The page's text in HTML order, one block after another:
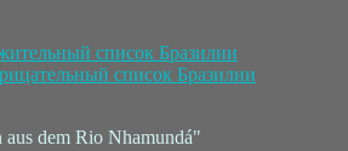
список Бразилии
список Бразилии
dem Rio Nhamundá"